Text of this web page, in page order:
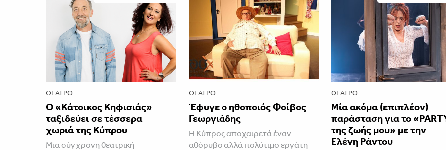
ΘΈΑΤΡΟ
Ο «Κάτοικος Κηφισιάς»
ταξιδεύει σε τέσσερα
χωριά της Κύπρου
Μια σύγχρονη θεατρική
ΘΈΑΤΡΟ
Έφυγε ο ηθοποιός Φοίβος
Γεωργιάδης
Η Κύπρος αποχαιρετά έναν
αθόρυβο αλλά πολύτιμο εργάτη
ΘΈΑΤΡΟ
Μία ακόμα (επιπλέον)
παράσταση για το
της ζωής μου» με την
Ελένη Ράντου